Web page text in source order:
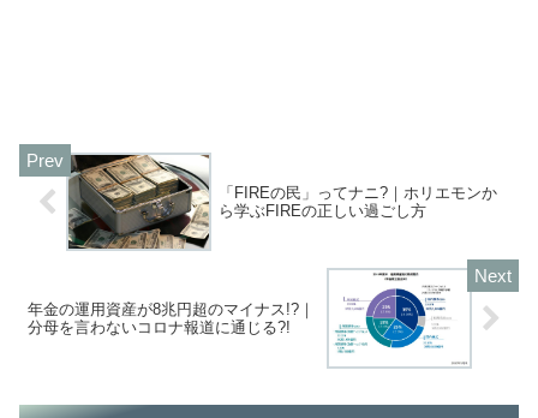
「FIREの民」ってナニ?｜ホリエモンか
ら学ぶFIREの正しい過ごし方
年金の運用資産が8兆円超のマイナス!?｜
分母を言わないコロナ報道に通じる?!